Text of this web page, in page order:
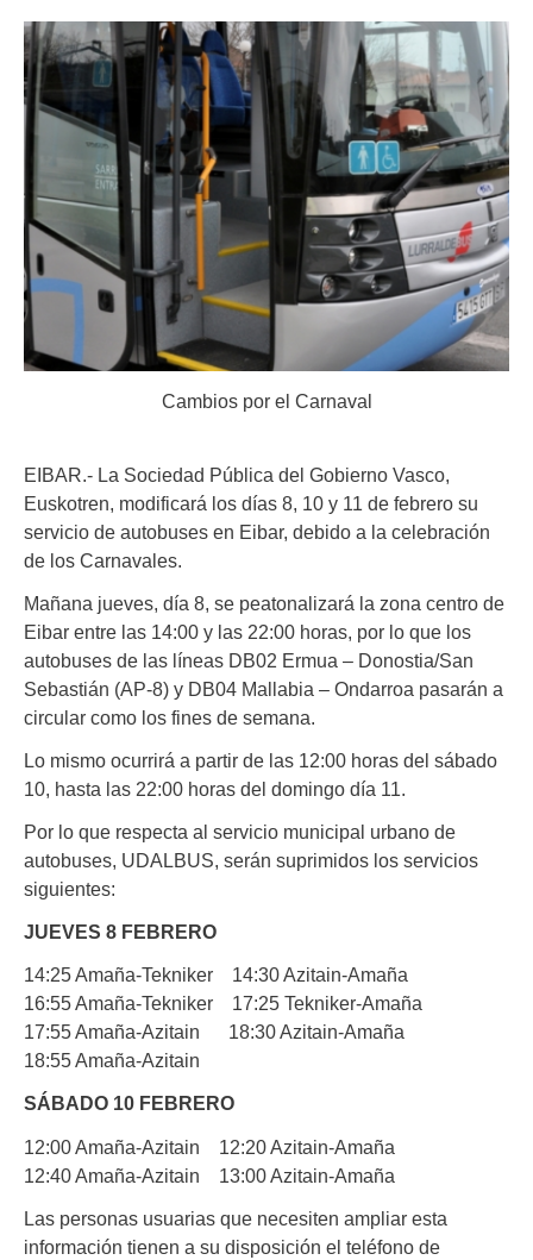
Cambios por el Carnaval
EIBAR.- La Sociedad Pública del Gobierno Vasco,
Euskotren, modificará los días 8, 10 y 11 de febrero su
servicio de autobuses en Eibar, debido a la celebración
de los Carnavales.
Mañana jueves, día 8, se peatonalizará la zona centro de
Eibar entre las 14:00 y las 22:00 horas, por lo que los
autobuses de las líneas DB02 Ermua – Donostia/San
Sebastián (AP-8) y DB04 Mallabia – Ondarroa pasarán a
circular como los fines de semana.
Lo mismo ocurrirá a partir de las 12:00 horas del sábado
10, hasta las 22:00 horas del domingo día 11.
Por lo que respecta al servicio municipal urbano de
autobuses, UDALBUS, serán suprimidos los servicios
siguientes:
JUEVES 8 FEBRERO
14:25 Amaña-Tekniker 14:30 Azitain-Amaña
16:55 Amaña-Tekniker 17:25 Tekniker-Amaña
17:55 Amaña-Azitain 18:30 Azitain-Amaña
18:55 Amaña-Azitain
SÁBADO 10 FEBRERO
12:00 Amaña-Azitain 12:20 Azitain-Amaña
12:40 Amaña-Azitain 13:00 Azitain-Amaña
Las personas usuarias que necesiten ampliar esta
información tienen a su disposición el teléfono de